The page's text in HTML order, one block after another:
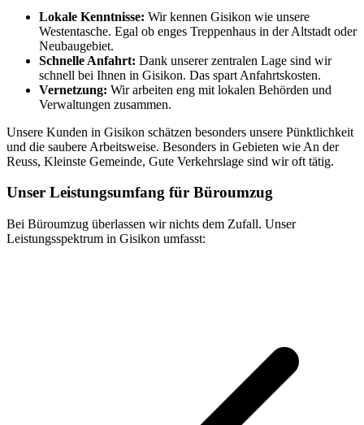
Lokale Kenntnisse: Wir kennen Gisikon wie unsere
Westentasche. Egal ob enges Treppenhaus in der Altstadt oder
Neubaugebiet.
Schnelle Anfahrt: Dank unserer zentralen Lage sind wir
schnell bei Ihnen in Gisikon. Das spart Anfahrtskosten.
Vernetzung: Wir arbeiten eng mit lokalen Behörden und
Verwaltungen zusammen.
Unsere Kunden in Gisikon schätzen besonders unsere Pünktlichkeit
und die saubere Arbeitsweise. Besonders in Gebieten wie An der
Reuss, Kleinste Gemeinde, Gute Verkehrslage sind wir oft tätig.
Unser Leistungsumfang für Büroumzug
Bei Büroumzug überlassen wir nichts dem Zufall. Unser
Leistungsspektrum in Gisikon umfasst: